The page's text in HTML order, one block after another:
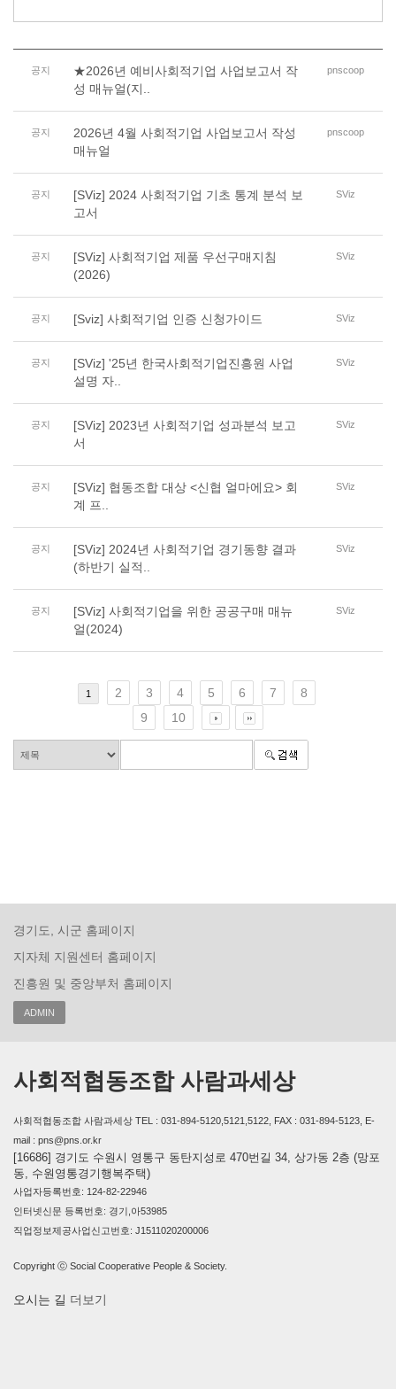
공지
★2026년 예비사회적기업 사업보고서 작
성 매뉴얼(지..
pnscoop
공지
2026년 4월 사회적기업 사업보고서 작성
매뉴얼
pnscoop
공지
[SViz] 2024 사회적기업 기초 통계 분석 보
고서
SViz
공지
[SViz] 사회적기업 제품 우선구매지침
(2026)
SViz
공지 [Sviz] 사회적기업 인증 신청가이드 SViz
공지
[SViz] '25년 한국사회적기업진흥원 사업
설명 자..
SViz
공지
[SViz] 2023년 사회적기업 성과분석 보고
서
SViz
공지
[SViz] 협동조합 대상 <신협 얼마에요> 회
계 프..
SViz
공지
[SViz] 2024년 사회적기업 경기동향 결과
(하반기 실적..
SViz
공지
[SViz] 사회적기업을 위한 공공구매 매뉴
얼(2024)
SViz
1 2 3 4 5 6 7
8
9
10
경기도, 시군 홈페이지
지자체 지원센터 홈페이지
진흥원 및 중앙부처 홈페이지
ADMIN
사회적협동조합 사람과세상
사회적협동조합 사람과세상 TEL : 031-894-5120,5121,5122, FAX : 031-894-5123, E-
mail : pns@pns.or.kr
[16686] 경기도 수원시 영통구 동탄지성로 470번길 34, 상가동 2층 (망포
동, 수원영통경기행복주택)
사업자등록번호: 124-82-22946
인터넷신문 등록번호: 경기,아53985
직업정보제공사업신고번호: J1511020200006
Copyright ⓒ Social Cooperative People & Society.
오시는 길 더보기